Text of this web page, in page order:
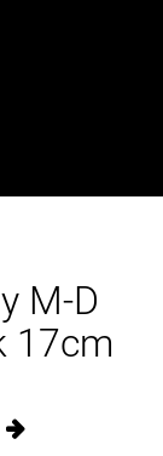
M-D
17cm